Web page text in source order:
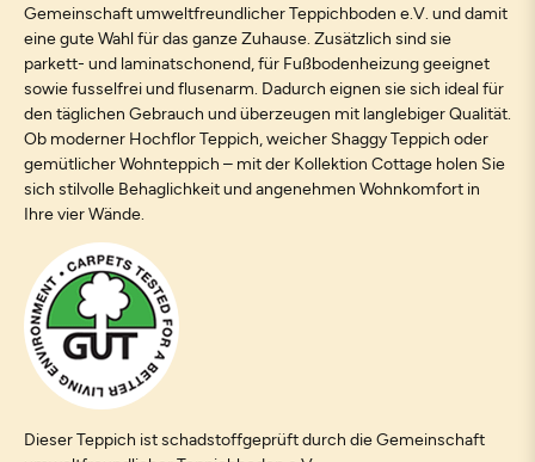
Gemeinschaft umweltfreundlicher Teppichboden e.V. und damit
eine gute Wahl für das ganze Zuhause. Zusätzlich sind sie
parkett- und laminatschonend, für Fußbodenheizung geeignet
sowie fusselfrei und flusenarm. Dadurch eignen sie sich ideal für
den täglichen Gebrauch und überzeugen mit langlebiger Qualität.
Ob moderner Hochflor Teppich, weicher Shaggy Teppich oder
gemütlicher Wohnteppich – mit der Kollektion Cottage holen Sie
sich stilvolle Behaglichkeit und angenehmen Wohnkomfort in
Ihre vier Wände.
Dieser Teppich ist schadstoffgeprüft durch die Gemeinschaft